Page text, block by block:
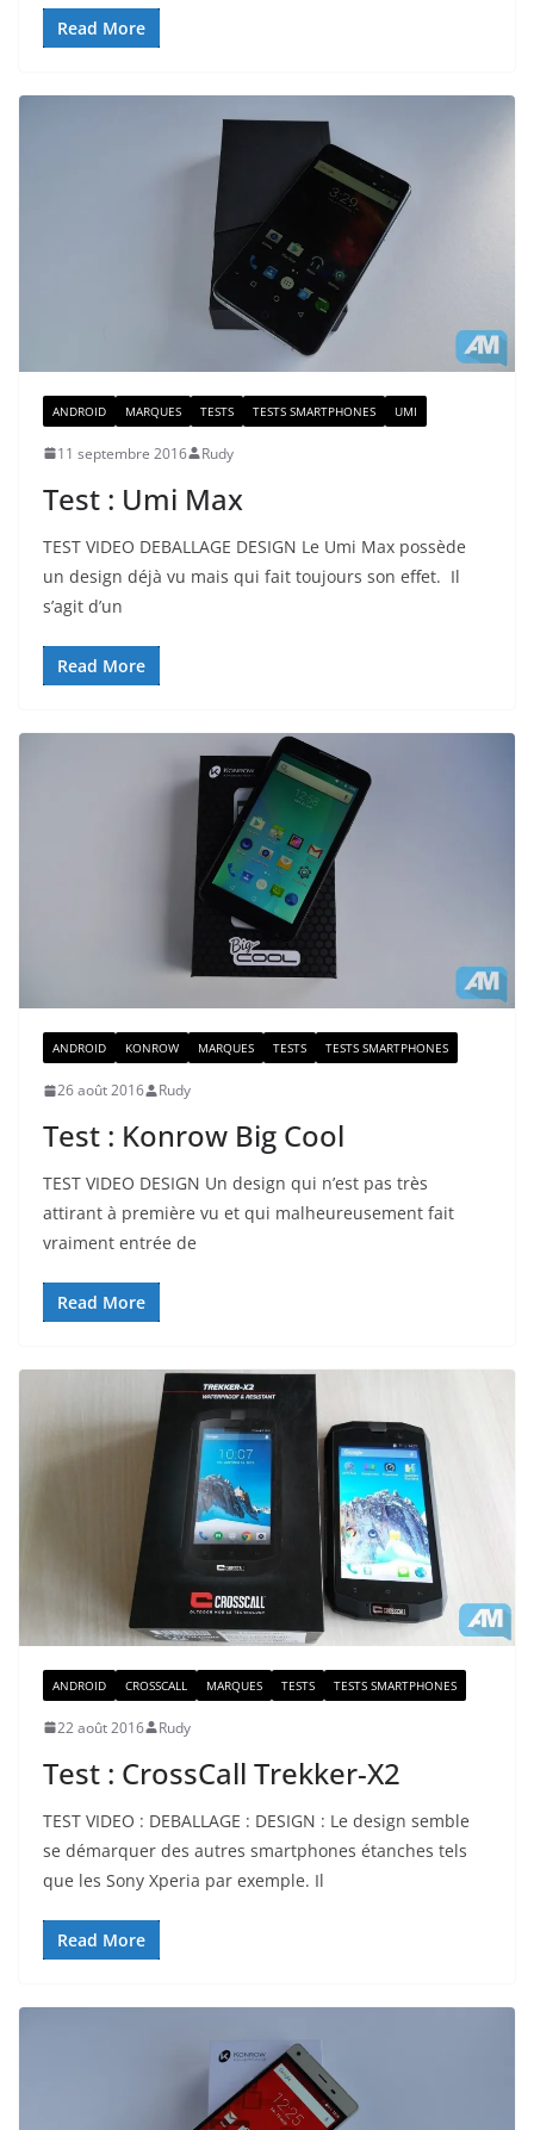
Read More
ANDROID MARQUES TESTS TESTS SMARTPHONES UMI
11 septembre 2016 Rudy
Test : Umi Max
TEST VIDEO DEBALLAGE DESIGN Le Umi Max possède
un design déjà vu mais qui fait toujours son effet. Il
s’agit d’un
Read More
ANDROID KONROW MARQUES TESTS TESTS SMARTPHONES
26 août 2016 Rudy
Test : Konrow Big Cool
TEST VIDEO DESIGN Un design qui n’est pas très
attirant à première vu et qui malheureusement fait
vraiment entrée de
Read More
ANDROID CROSSCALL MARQUES TESTS TESTS SMARTPHONES
22 août 2016 Rudy
Test : CrossCall Trekker-X2
TEST VIDEO : DEBALLAGE : DESIGN : Le design semble
se démarquer des autres smartphones étanches tels
que les Sony Xperia par exemple. Il
Read More